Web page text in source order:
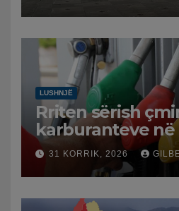
LUSHNJË
Rriten sërish
karburanteve
karburanteve në
Tensionet në
Mesme
dhe benzinën
31 KORRIK, 2026